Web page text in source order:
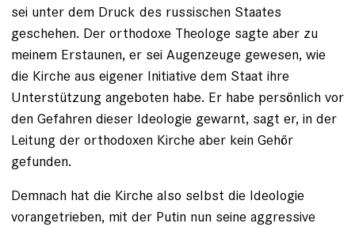
sei unter dem Druck des russischen Staates
geschehen. Der orthodoxe Theologe sagte aber zu
meinem Erstaunen, er sei Augenzeuge gewesen, wie
die Kirche aus eigener Initiative dem Staat ihre
Unterstützung angeboten habe. Er habe persönlich vor
den Gefahren dieser Ideologie gewarnt, sagt er, in der
Leitung der orthodoxen Kirche aber kein Gehör
gefunden.
Demnach hat die Kirche also selbst die Ideologie
vorangetrieben, mit der Putin nun seine aggressive